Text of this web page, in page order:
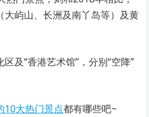
大屿山、长洲及南丫岛等）及黄
及“香港艺术馆”，分别“空降”
10大热门景点都有哪些吧~